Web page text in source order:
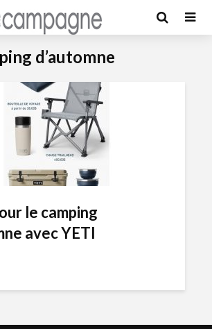
d’automne
le camping
avec YETI